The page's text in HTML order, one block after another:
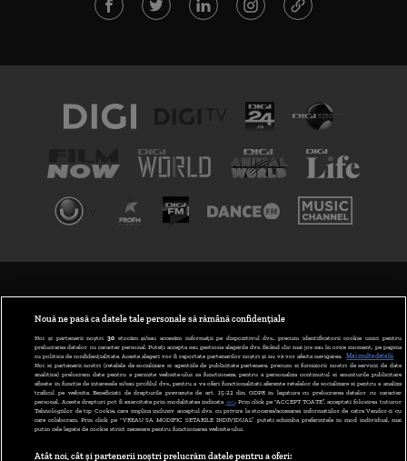
ABONARE DIGI TV
GESTIONAȚI PREFERINȚELE
CODUL DIGI24
CAMERE WEB
Nouă ne pasă ca datele tale personale să rămână confidențiale
Noi și partenerii noștri 30stocăm și/sau accesăm informații pe dispozitivul dvs., precum identificatorii cookie unici pentru
prelucrarea datelor cu caracter personal. Puteți accepta sau gestiona alegerile dvs. făcând clic mai jos sau în orice moment, pe pagina
cu politica de confidențialitate. Aceste alegeri vor fi raportate partenerilor noștri și nu vă vor afecta navigarea.
Mai multe detalii
Noi si partenerii nostri (retelele de socializare si agentiile de publicitate partenere, precum si furnizorii nostri de servicii de date
analitice) prelucram date pentru a permite website-ului sa functioneze, pentru a personaliza continutul si anunturile publicitare
afisate in functie de interesele si/sau profilul dvs., pentru a va oferi functionalitati aferente retelelor de socializare si pentru a analiza
traficul pe website. Beneficiati de drepturile prevazute de art. 15-22 din GDPR in legatura cu prelucrarea datelor cu caracter
personal. Aceste drepturi pot fi exercitate prin modalitatea indicata aici. Prin click pe “ACCEPT TOATE”, acceptati folosirea tuturor
Tehnologiilor de tip Cookie, care implica inclusiv acceptul dvs. cu privire la stocarea/accesarea informatiilor de catre Vendor-ii cu
care colaboram. Prin click pe “VREAU SA MODIFIC SETARILE INDIVIDUAL” puteti schimba preferintele in mod individual, mai
putin cele legate de cookie strict necesare pentru functionarea website-ului.
Atât noi, cât și partenerii noștri prelucrăm datele pentru a oferi: